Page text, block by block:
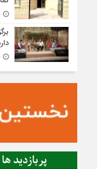
۰۶ آذر ۱۴۰۴ - ۹:۳۲
پربازدید ها